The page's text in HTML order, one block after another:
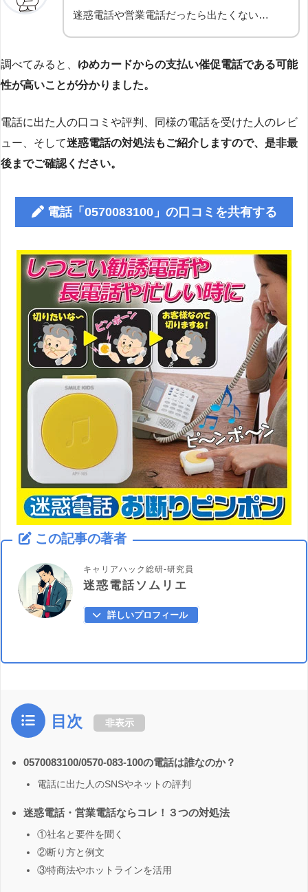
迷惑電話や営業電話だったら出たくない…
調べてみると、 ゆめカードからの支払い催促電話である可能
性が高いことが分かりました。
電話に出た人の口コミや評判、同様の電話を受けた人のレビ
ュー、そして迷惑電話の対処法もご紹介しますので、是非最
後までご確認ください。
電話「0570083100」の口コミを共有する
この記事の著者
キャリアハック総研-研究員
迷惑電話ソムリエ
詳しいプロフィール
目次 非表示
0570083100/0570-083-100の電話は誰なのか？
電話に出た人のSNSやネットの評判
迷惑電話・営業電話ならコレ！３つの対処法
①社名と要件を聞く
②断り方と例文
③特商法やホットラインを活用